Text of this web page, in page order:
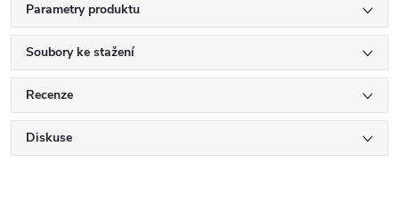
Parametry produktu
Soubory ke stažení
Recenze
Diskuse